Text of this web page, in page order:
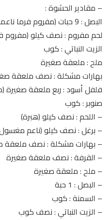
– مقادير الحشوة :
البصل : 9 حبات (مفروم فرما ناعما)
لحم مفروم : نصف كيلو (مفروم
الزيت النباتي : كوب
ملح : ملعقة صغيرة
بهارات مشكلة : نصف ملعقة
فلفل أسود : ربع ملعقة صغيرة
صنوبر : كوب
– اللحم : نصف كيلو (هبرة)
– برغل : نصف كيلو (ناعم
– بهارات مشكلة : نصف ملعقة
– القرفة : نصف ملعقة صغيرة
– ملح : ملعقة صغيرة
– البصل : 1 حبة
– السمنة : كوب
– الزيت النباتي : نصف كوب